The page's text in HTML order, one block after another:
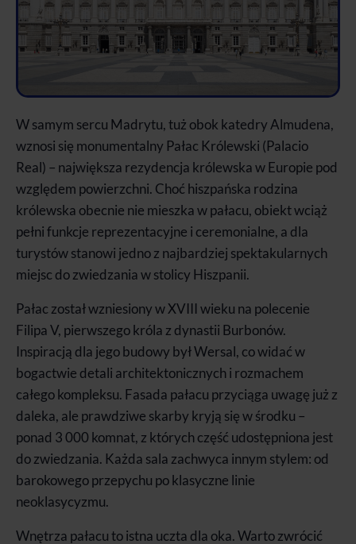
W samym sercu Madrytu, tuż obok katedry Almudena,
wznosi się monumentalny Pałac Królewski (Palacio
Real) – największa rezydencja królewska w Europie pod
względem powierzchni. Choć hiszpańska rodzina
królewska obecnie nie mieszka w pałacu, obiekt wciąż
pełni funkcje reprezentacyjne i ceremonialne, a dla
turystów stanowi jedno z najbardziej spektakularnych
miejsc do zwiedzania w stolicy Hiszpanii.
Pałac został wzniesiony w XVIII wieku na polecenie
Filipa V, pierwszego króla z dynastii Burbonów.
Inspiracją dla jego budowy był Wersal, co widać w
bogactwie detali architektonicznych i rozmachem
całego kompleksu. Fasada pałacu przyciąga uwagę już z
daleka, ale prawdziwe skarby kryją się w środku –
ponad 3 000 komnat, z których część udostępniona jest
do zwiedzania. Każda sala zachwyca innym stylem: od
barokowego przepychu po klasyczne linie
neoklasycyzmu.
Wnętrza pałacu to istna uczta dla oka. Warto zwrócić